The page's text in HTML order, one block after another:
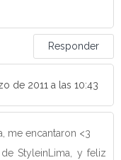
Responder
de 2011 a las 10:43
me encantaron <3
StyleinLima, y feliz